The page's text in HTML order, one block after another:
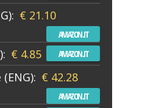
€ 21.10
AMAZON.IT
€ 4.85 AMAZON.IT
€ 42.28
AMAZON.IT